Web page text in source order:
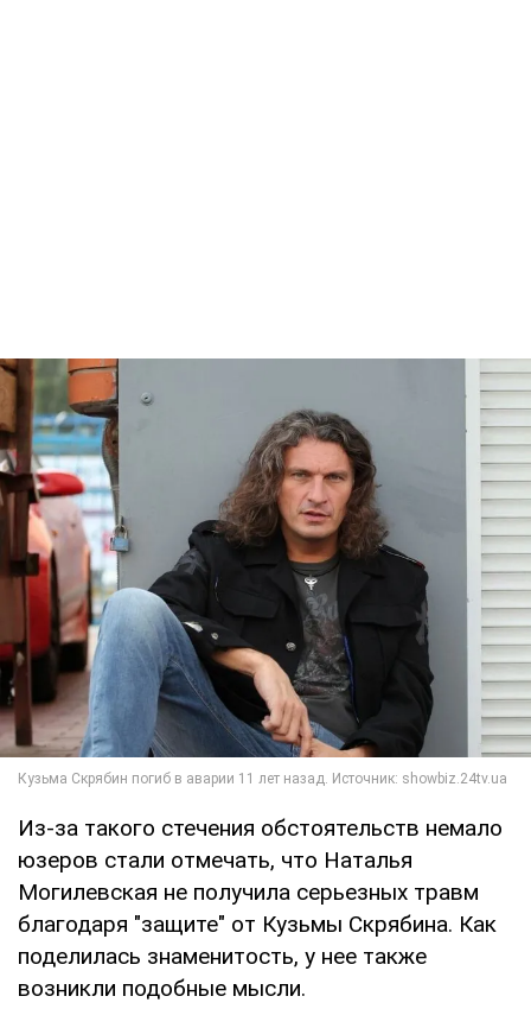
Из-за такого стечения обстоятельств немало
юзеров стали отмечать, что Наталья
Могилевская не получила серьезных травм
благодаря "защите" от Кузьмы Скрябина. Как
поделилась знаменитость, у нее также
возникли подобные мысли.